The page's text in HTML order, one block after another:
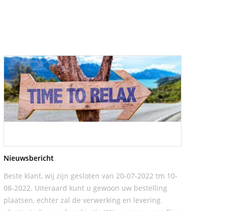
Nieuwsbericht
Beste klant, wij zijn gesloten van 20-07-2022 tm 10-
08-2022. Uiteraard kunt u gewoon uw bestelling
plaatsen, echter zal de verwerking en levering